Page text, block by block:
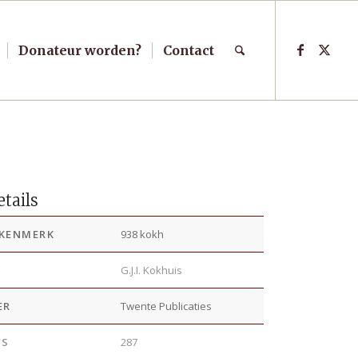
Donateur worden? Contact
938 kokh
G.J.I. Kokhuis
Twente Publicaties
287